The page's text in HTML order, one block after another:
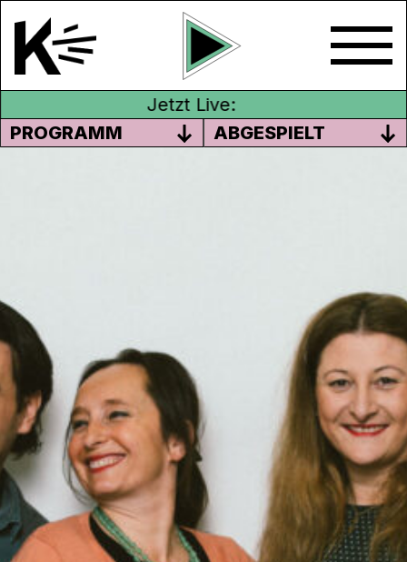
Jetzt Live:
PROGRAMM
ABGESPIELT
türkischer Musik. Jede Woche aktuell auf
Kanal K.
Sendung vom 12.08.2022
00:00 59:41
PODCAST ABONNIEREN